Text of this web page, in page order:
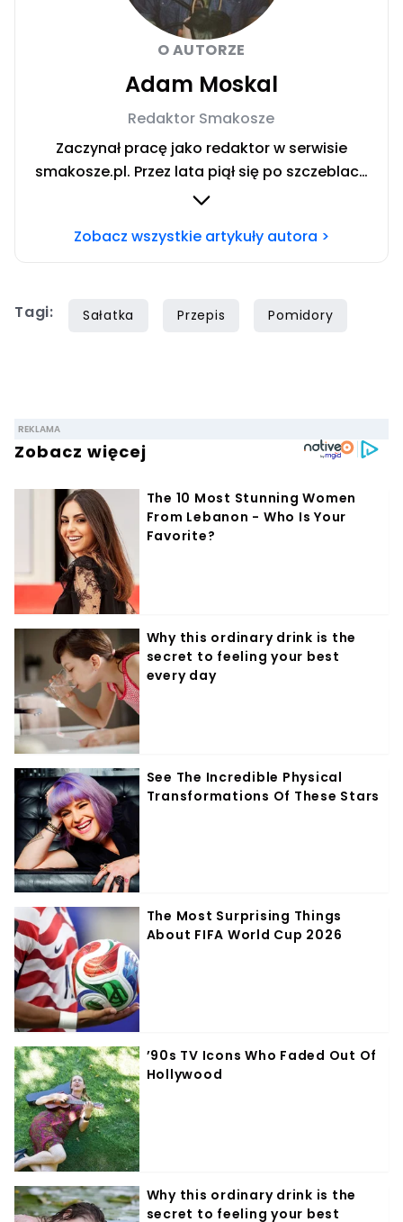
O AUTORZE
Adam Moskal
Redaktor Smakosze
Zaczynał pracę jako redaktor w serwisie
smakosze.pl. Przez lata piął się po szczeblach
przez stanowiska wydawnicze, w serwisach
oraz papilot.pl. Przez ponad rok dbał o serwis
siedem lat, lecz gotowaniem i pisaniem o
Zobacz wszystkie artykuły autora >
Tagi: Sałatka Przepis Pomidory